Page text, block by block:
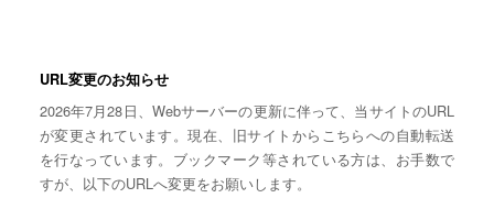
URL変更のお知らせ
2026年7月28日、Webサーバーの更新に伴って、当サイトのURL
が変更されています。現在、旧サイトからこちらへの自動転送
を行なっています。ブックマーク等されている方は、お手数で
すが、以下のURLへ変更をお願いします。